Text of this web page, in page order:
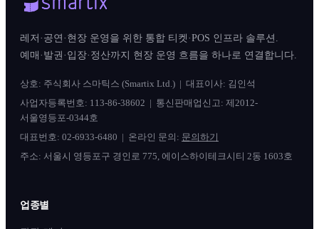
레저·공연·현장 운영을 위한 통합 티켓·POS 인프라 솔루션.
예매·발권·입장·정산까지 현장 운영 흐름을 하나로 연결합니다.
상호: 주식회사 스마틱스 (Smartix Ltd.) | 대표이사: 김인석
사업자등록번호: 113-86-38602 | 통신판매업신고: 제2012-
서울영등포-0344호
대표번호: 02-6933-6480 | 온라인 문의: 문의하기
주소: 서울시 영등포구 경인로 775, 에이스하이테크시티 2동 1603호
업종별